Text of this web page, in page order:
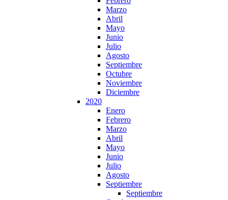
Marzo
Abril
Mayo
Junio
Julio
Agosto
Septiembre
Octubre
Noviembre
Diciembre
2020
Enero
Febrero
Marzo
Abril
Mayo
Junio
Julio
Agosto
Septiembre
Septiembre